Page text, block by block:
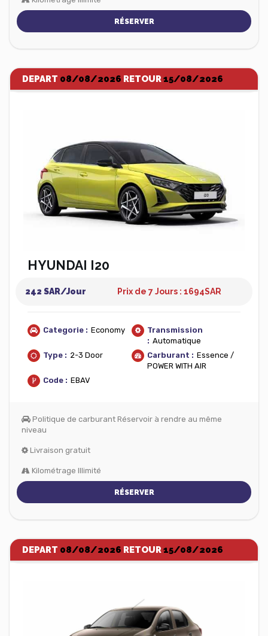
RÉSERVER
DEPART 08/08/2026 RETOUR15/08/2026
HYUNDAI I20
242 SAR/Jour Prix de 7 Jours : 1694SAR
Categorie : Economy
Transmission
: Automatique
Type : 2-3 Door Carburant : Essence /
POWER WITH AIR
Code : EBAV
Politique de carburant Réservoir à rendre au même
niveau
Livraison gratuit
Kilométrage Illimité
RÉSERVER
DEPART 08/08/2026 RETOUR15/08/2026